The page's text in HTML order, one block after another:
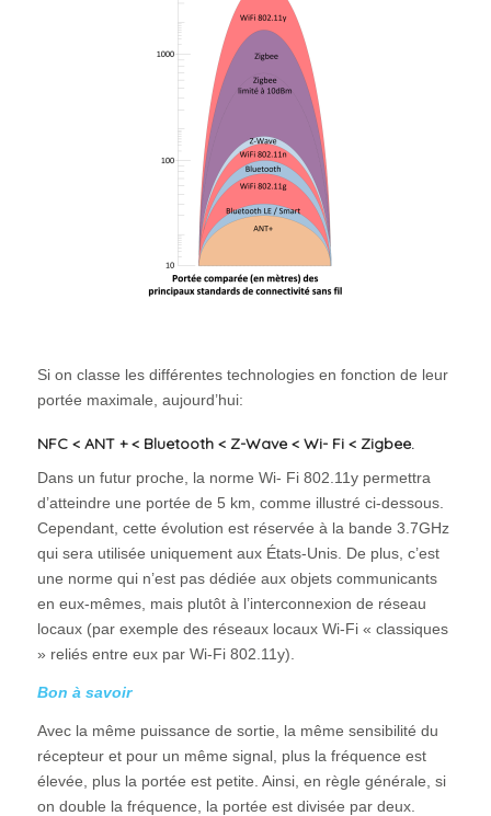
Si on classe les différentes technologies en fonction de leur
portée maximale, aujourd’hui:
NFC < ANT + < Bluetooth < Z-Wave < Wi- Fi < Zigbee.
Dans un futur proche, la norme Wi- Fi 802.11y permettra
d’atteindre une portée de 5 km, comme illustré ci-dessous.
Cependant, cette évolution est réservée à la bande 3.7GHz
qui sera utilisée uniquement aux États-Unis. De plus, c’est
une norme qui n’est pas dédiée aux objets communicants
en eux-mêmes, mais plutôt à l’interconnexion de réseau
locaux (par exemple des réseaux locaux Wi-Fi « classiques
» reliés entre eux par Wi-Fi 802.11y).
Bon à savoir
Avec la même puissance de sortie, la même sensibilité du
récepteur et pour un même signal, plus la fréquence est
élevée, plus la portée est petite. Ainsi, en règle générale, si
on double la fréquence, la portée est divisée par deux.